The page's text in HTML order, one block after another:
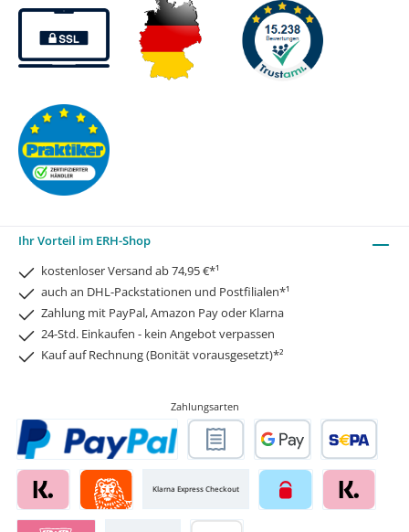
Ihr Vorteil im ERH-Shop
kostenloser Versand ab 74,95 €*¹
auch an DHL-Packstationen und Postfilialen*¹
Zahlung mit PayPal, Amazon Pay oder Klarna
24-Std. Einkaufen - kein Angebot verpassen
Kauf auf Rechnung (Bonität vorausgesetzt)*²
Zahlungsarten
Klarna Express Checkout